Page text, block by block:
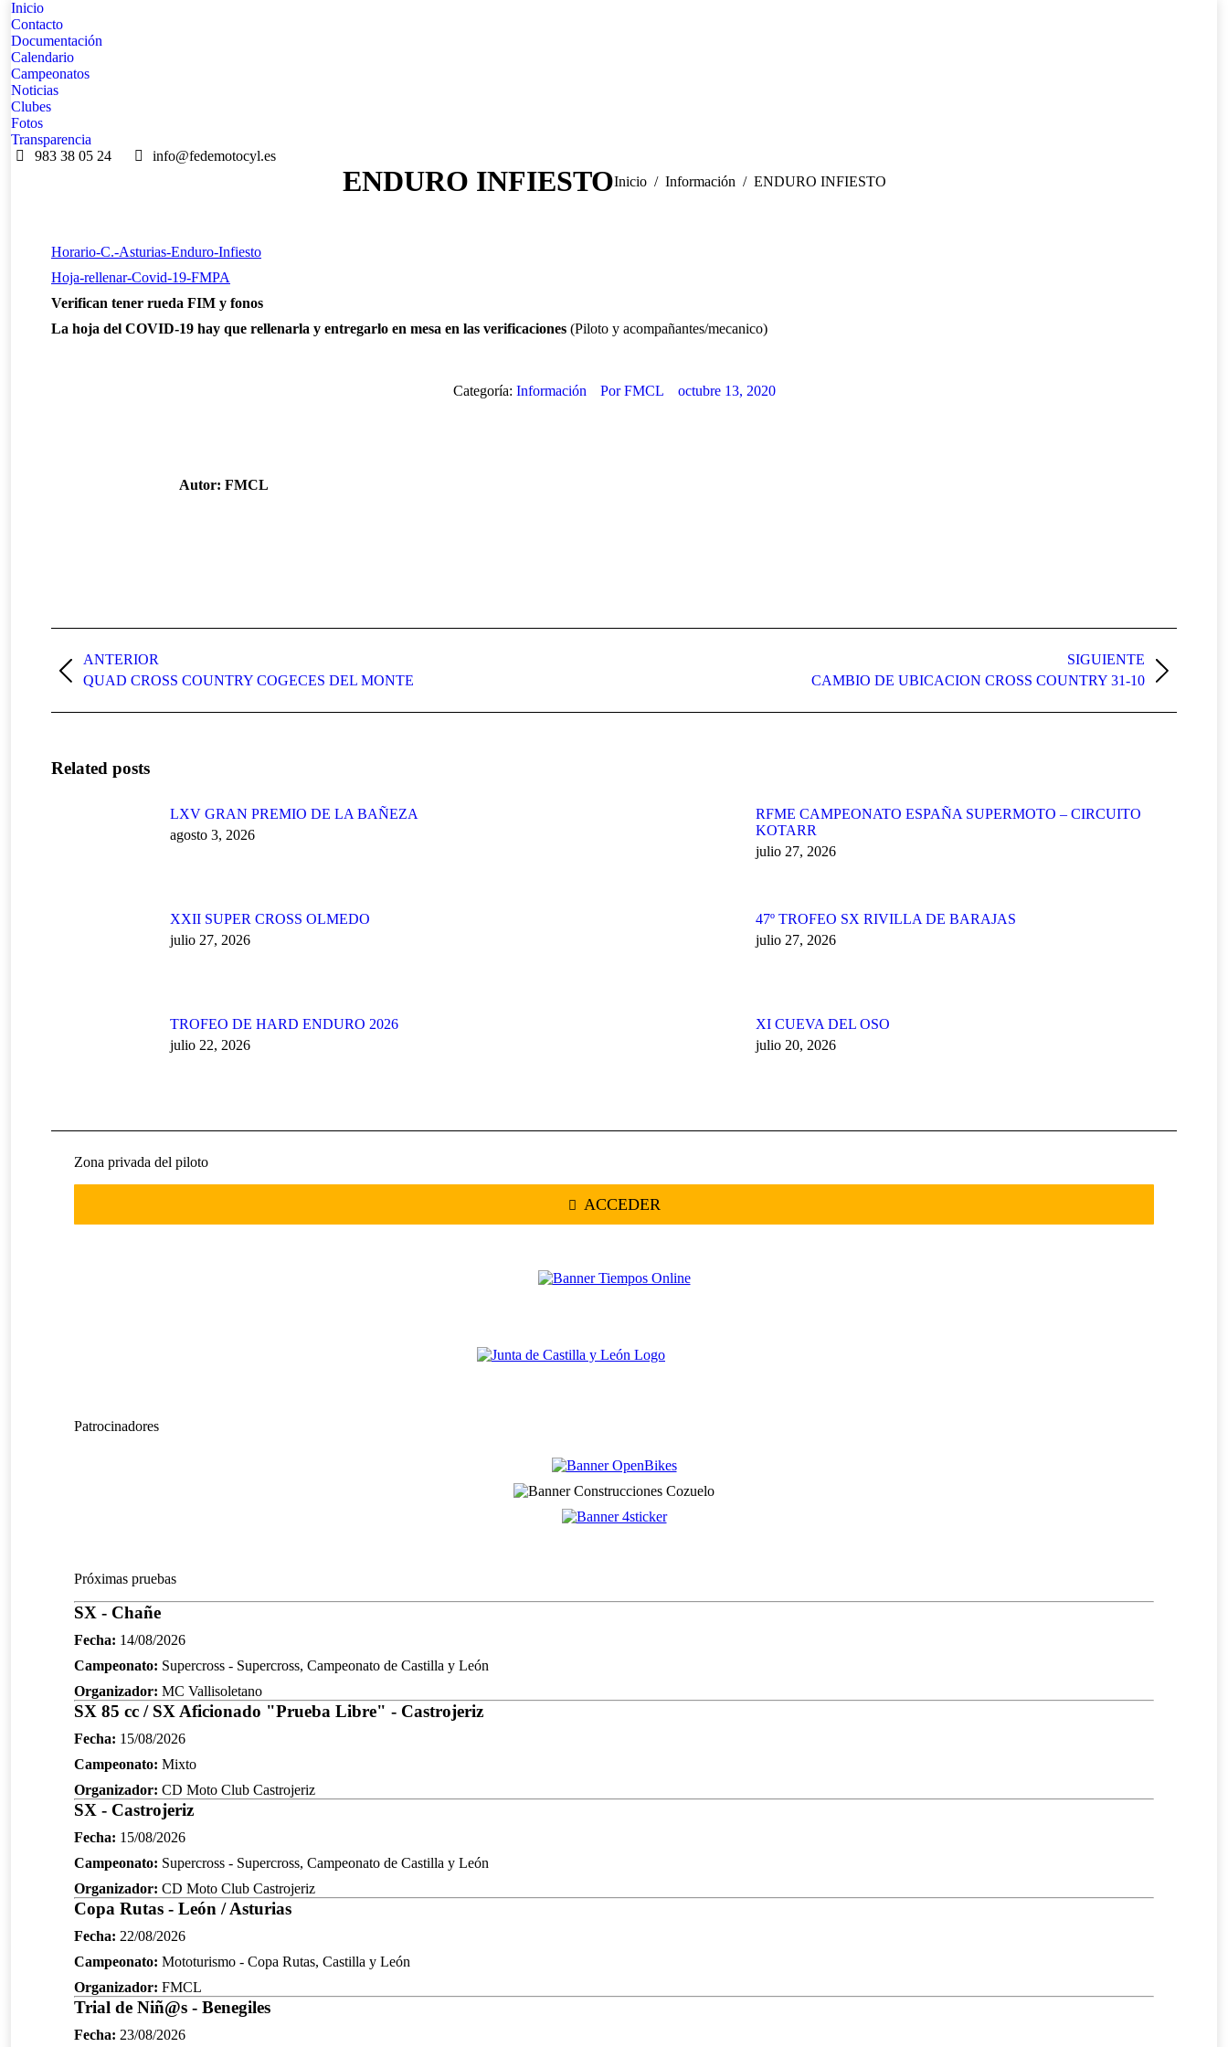
Inicio
Contacto
Documentación
Calendario
Campeonatos
Noticias
Clubes
Fotos
Transparencia
983 38 05 24
info@fedemotocyl.es
ENDURO INFIESTOEstás aquí:
Inicio Información ENDURO INFIESTO
Horario-C.-Asturias-Enduro-Infiesto
Hoja-rellenar-Covid-19-FMPA
Verifican tener rueda FIM y fonos
La hoja del COVID-19 hay que rellenarla y entregarlo en mesa en las verificaciones (Piloto y acompañantes/mecanico)
Categoría: Información PorFMCL octubre 13, 2020
Autor: FMCL
entre
publicaciones
ANTERIOR
Publicación
QUAD CROSS COUNTRY COGECES DEL MONTE
SIGUIENTE
CAMBIO DE UBICACION CROSS COUNTRY 31-10
Related posts
LXV GRAN PREMIO DE LA BAÑEZA
agosto 3, 2026
RFME CAMPEONATO ESPAÑA SUPERMOTO – CIRCUITO
KOTARR
julio 27, 2026
XXII SUPER CROSS OLMEDO
julio 27, 2026
47º TROFEO SX RIVILLA DE BARAJAS
julio 27, 2026
TROFEO DE HARD ENDURO 2026
julio 22, 2026
XI CUEVA DEL OSO
julio 20, 2026
Zona privada del piloto
ACCEDER
Patrocinadores
Próximas pruebas
SX - Chañe
Fecha: 14/08/2026
Campeonato: Supercross - Supercross, Campeonato de Castilla y León
Organizador: MC Vallisoletano
SX 85 cc / SX Aficionado "Prueba Libre" - Castrojeriz
Fecha: 15/08/2026
Campeonato: Mixto
Organizador: CD Moto Club Castrojeriz
SX - Castrojeriz
Fecha: 15/08/2026
Campeonato: Supercross - Supercross, Campeonato de Castilla y León
Organizador: CD Moto Club Castrojeriz
Copa Rutas - León / Asturias
Fecha: 22/08/2026
Campeonato: Mototurismo - Copa Rutas, Castilla y León
Organizador: FMCL
Trial de Niñ@s - Benegiles
Fecha: 23/08/2026